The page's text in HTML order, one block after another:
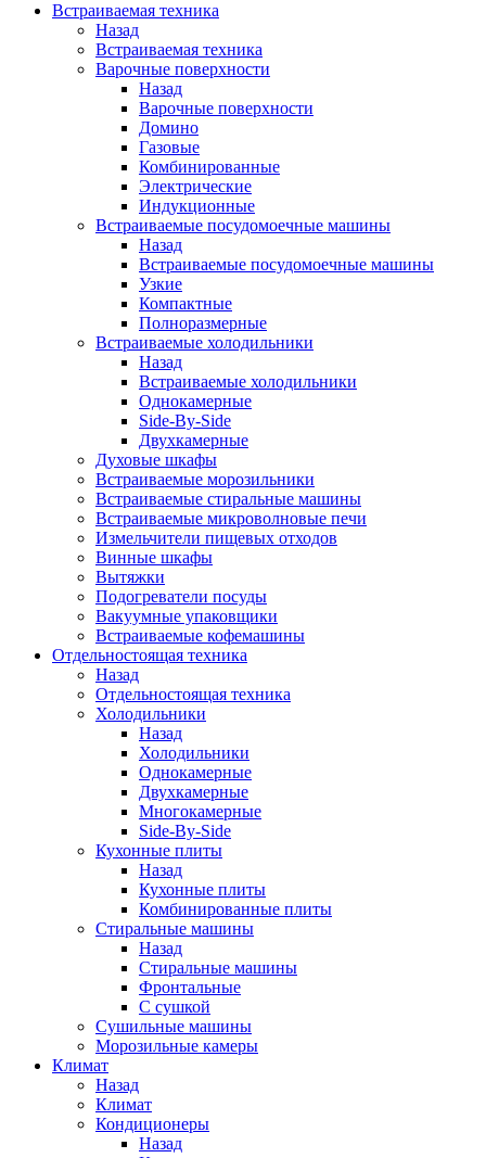
Встраиваемая техника
Назад
Встраиваемая техника
Варочные поверхности
Назад
Варочные поверхности
Домино
Газовые
Комбинированные
Электрические
Индукционные
Встраиваемые посудомоечные машины
Назад
Встраиваемые посудомоечные машины
Узкие
Компактные
Полноразмерные
Встраиваемые холодильники
Назад
Встраиваемые холодильники
Однокамерные
Side-By-Side
Двухкамерные
Духовые шкафы
Встраиваемые морозильники
Встраиваемые стиральные машины
Встраиваемые микроволновые печи
Измельчители пищевых отходов
Винные шкафы
Вытяжки
Подогреватели посуды
Вакуумные упаковщики
Встраиваемые кофемашины
Отдельностоящая техника
Назад
Отдельностоящая техника
Холодильники
Назад
Холодильники
Однокамерные
Двухкамерные
Многокамерные
Side-By-Side
Кухонные плиты
Назад
Кухонные плиты
Комбинированные плиты
Стиральные машины
Назад
Стиральные машины
Фронтальные
С сушкой
Сушильные машины
Морозильные камеры
Климат
Назад
Климат
Кондиционеры
Назад